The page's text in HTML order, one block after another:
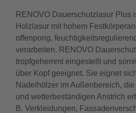
RENOVO Dauerschutzlasur Plus
Holzlasur mit hohem
offenporig,
verarbeiten. RENOVO
tropfgehemmt eingestellt und
über Kopf geeignet. Sie eignet
Nadelhölzer im Außenbereich,
und wetterbeständigen Anstrich
B. Verkleidungen,